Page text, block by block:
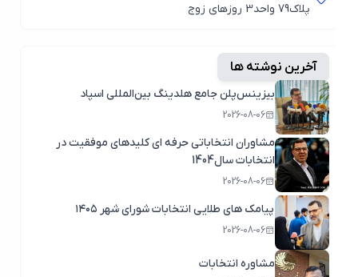
پلاک79 واحد3 روزهای زوج
آخرین نوشته ها
بیزینس‌پلن جامع هلدینگ بین‌المللی اسپاد
2026-08-06
مشاوران انتخاباتی حرفه ای کلیدهای موفقیت در
انتخابات سال1404
2026-08-06
پیامک های طلایی انتخابات شورای شهر ۱۴۰۵
2026-08-06
مشاوره انتخابات